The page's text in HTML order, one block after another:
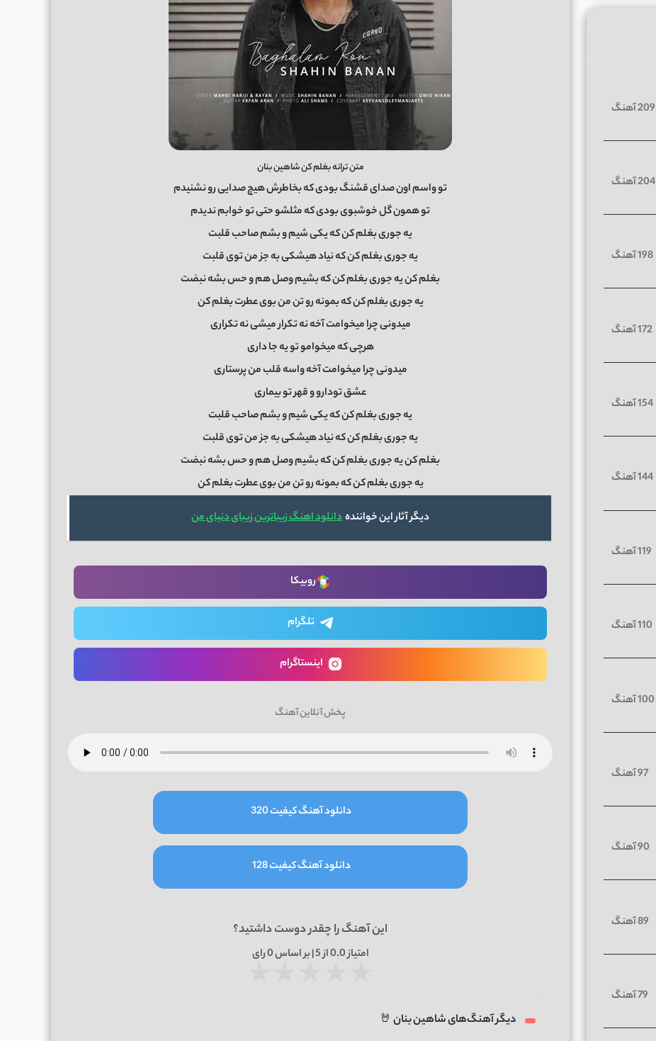
متن ترانه بغلم کن شاهین بنان
تو واسم اون صدای قشنگ بودی که بخاطرش هیچ صدایی رو نشنیدم
تو همون گل خوشبوی بودی که مثلشو حتی تو خوابم ندیدم
یه جوری بغلم کن که یکی شیم و بشم صاحب قلبت
یه جوری بغلم کن که نیاد هیشکی به جز من توی قلبت
بغلم کن یه جوری بغلم کن که بشیم وصل هم و حس بشه نبضت
یه جوری بغلم کن که بمونه رو تن من بوی عطرت بغلم کن
میدونی چرا میخوامت آخه نه تکرار میشی نه تکراری
هرچی که میخوامو تو یه جا داری
میدونی چرا میخوامت آخه واسه قلب من پرستاری
عشق تودارو و قهر تو بیماری
یه جوری بغلم کن که یکی شیم و بشم صاحب قلبت
یه جوری بغلم کن که نیاد هیشکی به جز من توی قلبت
بغلم کن یه جوری بغلم کن که بشیم وصل هم و حس بشه نبضت
یه جوری بغلم کن که بمونه رو تن من بوی عطرت بغلم کن
دیگر آثار این خوانندهدانلود اهنگ زیباترین زیبای دنیای من
روبیکا
تلگرام
اینستاگرام
پخش آنلاین آهنگ
دانلود آهنگ کیفیت 320
دانلود آهنگ کیفیت 128
این آهنگ را چقدر دوست داشتید؟
امتیاز0.0از 5 | بر اساس 0رای
دیگر آهنگ‌های شاهین بنان 🤘
209 آهنگ
204 آهنگ
198 آهنگ
172 آهنگ
154 آهنگ
144 آهنگ
119 آهنگ
110 آهنگ
100 آهنگ
97 آهنگ
90 آهنگ
89 آهنگ
79 آهنگ